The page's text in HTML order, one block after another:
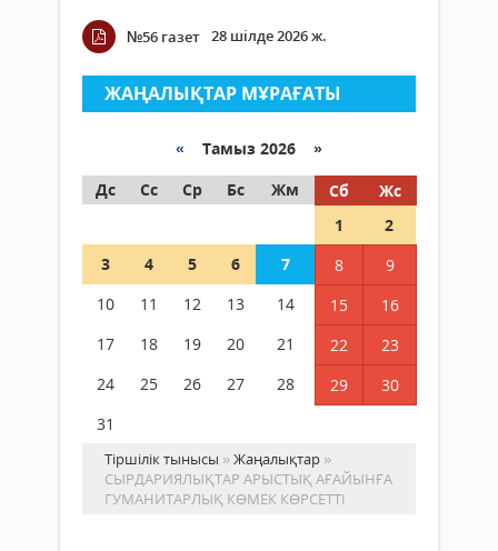
№56 газет 28 шілде 2026 ж.
ЖАҢАЛЫҚТАР МҰРАҒАТЫ
« Тамыз 2026 »
Дс
Сс Ср Бс Жм Сб
Жс
1
2
3
4 5 6 7 8
9
10
11 12 13 14 15
16
17
18 19 20 21 22
23
24
25 26 27 28 29
30
31
Тіршілік тынысы »Жаңалықтар »
СЫРДАРИЯЛЫҚТАР АРЫСТЫҚ АҒАЙЫНҒА
ГУМАНИТАРЛЫҚ КӨМЕК КӨРСЕТТІ